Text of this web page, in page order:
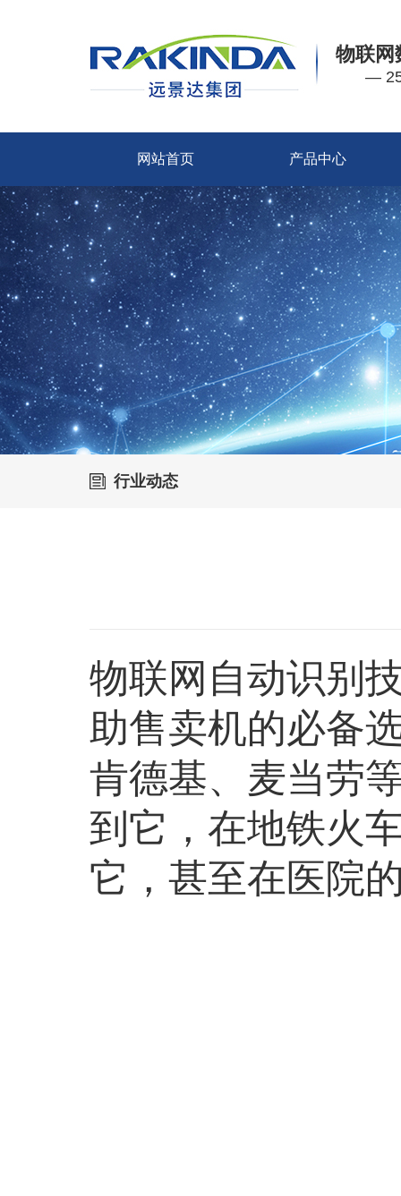
物联网
—
网站首页 产品中心
行业动态
物联网自动识别
助售卖机的必备
肯德基、麦当劳
到它，在地铁火
它，甚至在医院